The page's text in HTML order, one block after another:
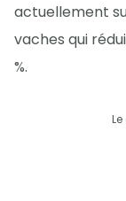
actuellement
vaches qui
%.